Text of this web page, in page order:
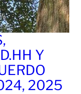
Y
2025